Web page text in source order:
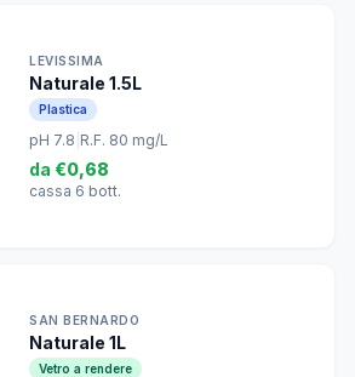
LEVISSIMA
Naturale 1.5L
Plastica
pH 7.8 R.F. 80 mg/L
da €0,68
cassa 6 bott.
SAN BERNARDO
Naturale 1L
Vetro a rendere